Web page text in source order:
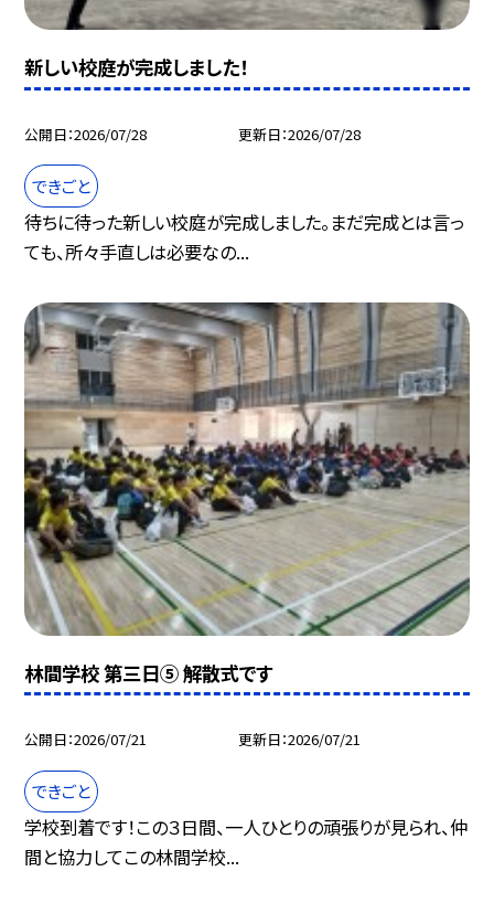
新しい校庭が完成しました！
公開日 2026/07/28 更新日 2026/07/28
できごと
待ちに待った新しい校庭が完成しました。まだ完成とは言っ
ても、所々手直しは必要なの...
林間学校 第三日⑤ 解散式です
公開日 2026/07/21 更新日 2026/07/21
できごと
学校到着です！この３日間、一人ひとりの頑張りが見られ、仲
間と協力してこの林間学校...